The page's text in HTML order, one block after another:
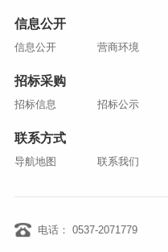
信息公开
信息公开 营商环境
招标采购
招标信息 招标公示
联系方式
导航地图 联系我们
电话： 0537-2071779